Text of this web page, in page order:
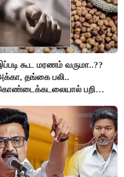
கூட மரணம் வருமா..??
தங்கை பலி..
பறிபோன